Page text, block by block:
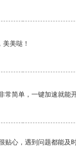
美哒！
常简单，一键加速就能
贴心，遇到问题都能及